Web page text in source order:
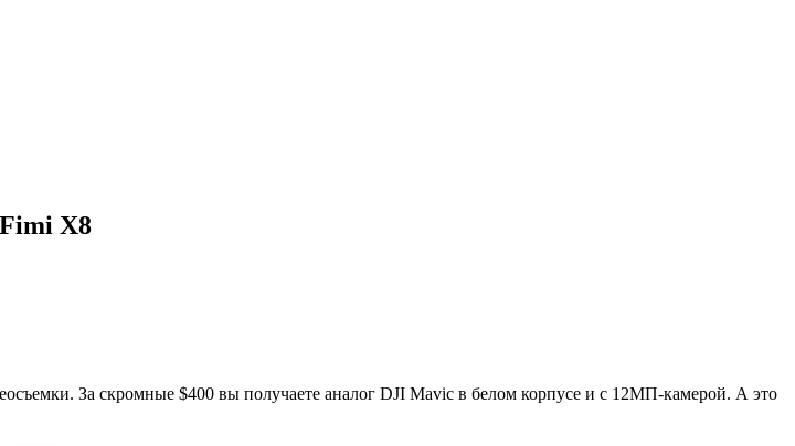
X8
За скромные $400 вы получаете аналог DJI Mavic в белом корпусе и с 12МП-камерой. А это